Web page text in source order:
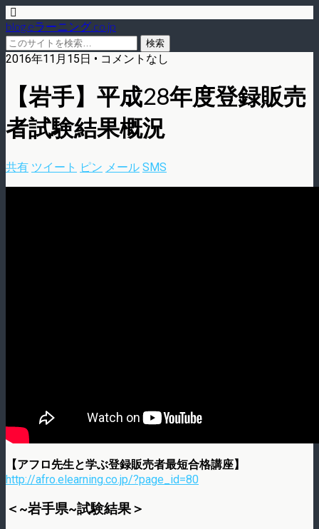
blog.eラーニング.co.jp
2016年11月15日 • コメントなし
【岩手】平成28年度登録販売
者試験結果概況
共有 ツイート ピン メール SMS
【アフロ先生と学ぶ登録販売者最短合格講座】
http://afro.elearning.co.jp/?page_id=80
＜~岩手県~試験結果＞